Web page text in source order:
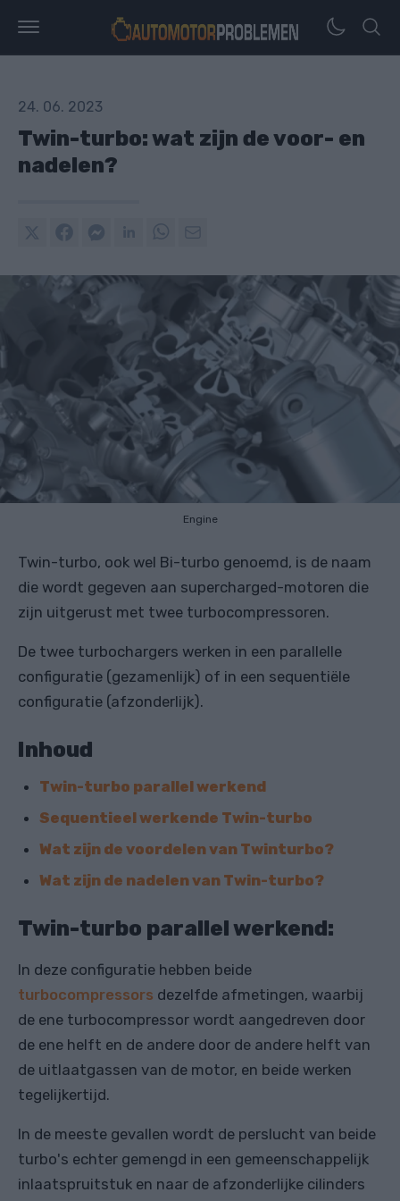
24. 06. 2023
Twin-turbo: wat zijn de voor- en
nadelen?
Engine
Twin-turbo, ook wel Bi-turbo genoemd, is de naam
die wordt gegeven aan supercharged-motoren die
zijn uitgerust met twee turbocompressoren.
De twee turbochargers werken in een parallelle
configuratie (gezamenlijk) of in een sequentiële
configuratie (afzonderlijk).
Inhoud
Twin-turbo parallel werkend
Sequentieel werkende Twin-turbo
Wat zijn de voordelen van Twinturbo?
Wat zijn de nadelen van Twin-turbo?
Twin-turbo parallel werkend:
In deze configuratie hebben beide
turbocompressors dezelfde afmetingen, waarbij
de ene turbocompressor wordt aangedreven door
de ene helft en de andere door de andere helft van
de uitlaatgassen van de motor, en beide werken
tegelijkertijd.
In de meeste gevallen wordt de perslucht van beide
turbo's echter gemengd in een gemeenschappelijk
inlaatspruitstuk en naar de afzonderlijke cilinders